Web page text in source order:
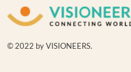
© 2022 by VISIONEERS.